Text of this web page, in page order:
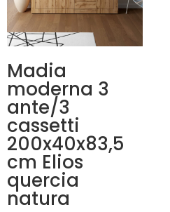
Madia
moderna 3
ante/3
cassetti
200x40x83,5
cm Elios
quercia
natura